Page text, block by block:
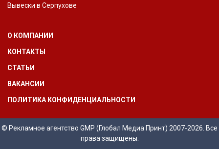
Вывески в Серпухове
О КОМПАНИИ
КОНТАКТЫ
СТАТЬИ
ВАКАНСИИ
ПОЛИТИКА КОНФИДЕНЦИАЛЬНОСТИ
© Рекламное агентство GMP (Глобал Медиа Принт) 2007-2026. Все
права защищены.